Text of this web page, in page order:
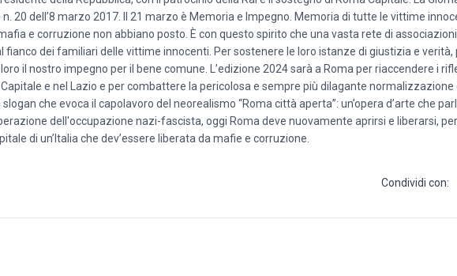
20 dell’8 marzo 2017. Il 21 marzo è Memoria e Impegno. Memoria di tutte le vittime
e corruzione non abbiano posto. È con questo spirito che una vasta rete di
dei familiari delle vittime innocenti. Per sostenere le loro istanze di giustizia e verità,
il nostro impegno per il bene comune. L’edizione 2024 sarà a Roma per riaccendere i
e nel Lazio e per combattere la pericolosa e sempre più dilagante
che evoca il capolavoro del neorealismo “Roma città aperta”: un’opera d’arte che
dell'occupazione nazi-fascista, oggi Roma deve nuovamente aprirsi e liberarsi,
di un’Italia che dev’essere liberata da mafie e corruzione.
Condividi con: